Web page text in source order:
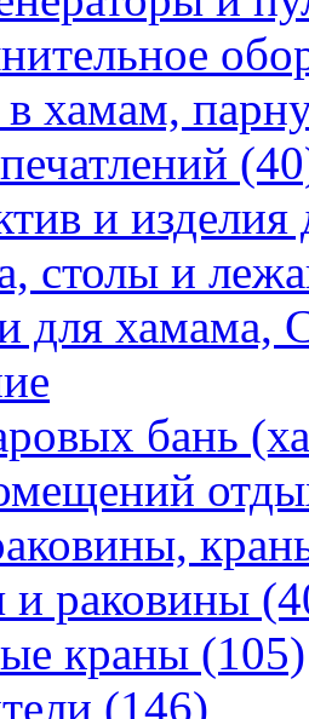
хамам,
и изделия
столы и
для
бань
раковины
краны (105)
(146)